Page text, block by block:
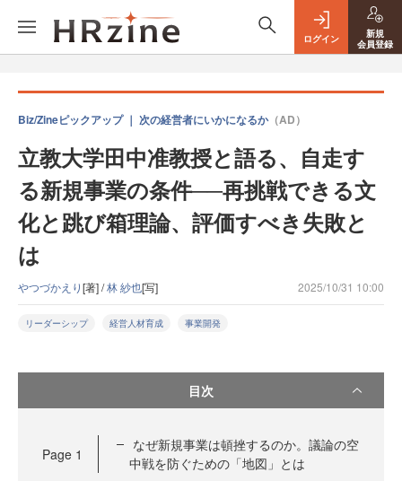
ログイン
新規
会員登録
Biz/Zineピックアップ ｜ 次の経営者にいかになるか（AD）
立教大学田中准教授と語る、自走す
る新規事業の条件──再挑戦できる文
化と跳び箱理論、評価すべき失敗と
は
やつづかえり[著] /林 紗也[写] 2025/10/31 10:00
リーダーシップ 経営人材育成 事業開発
目次
Page 1
なぜ新規事業は頓挫するのか。議論の空
中戦を防ぐための「地図」とは